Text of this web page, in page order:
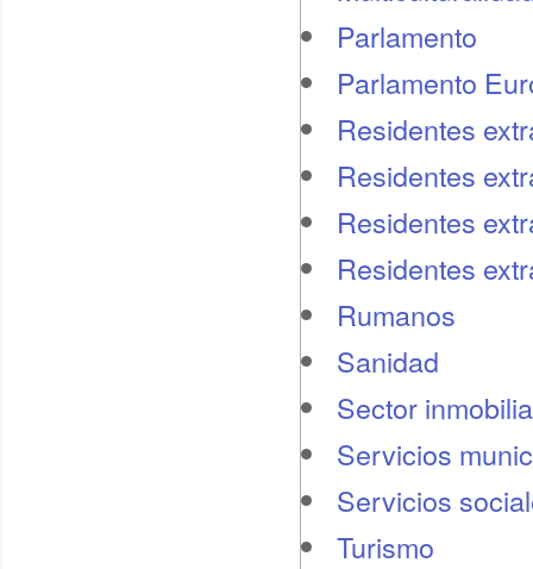
Parlamento
Parlamento
Residentes
Residentes
Residentes
Residentes
Rumanos
Sanidad
Sector
Servicios
Servicios
Turismo